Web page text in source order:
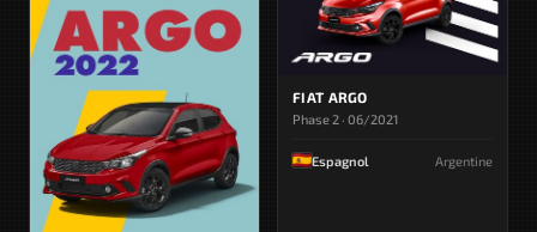
FIAT ARGO
Phase 2 · 06/2021
Espagnol Argentine